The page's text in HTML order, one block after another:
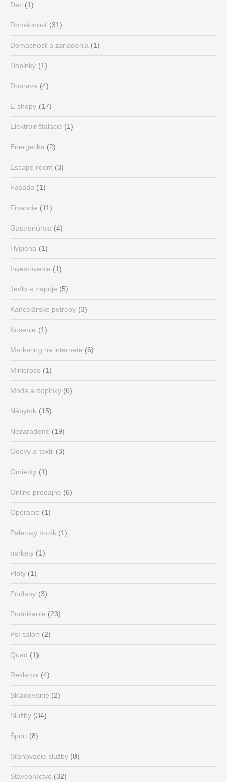
Deti (1)
Domácnosť(31)
Domácnosť a zariadenia (1)
Doplnky (1)
Doprava (4)
E-shopy (17)
Elektroinštalácie (1)
Energetika (2)
Escape room (3)
Fasáda (1)
Financie (11)
Gastronómia (4)
Hygiena (1)
Investovanie (1)
Jedlo a nápoje (5)
Kancelárske potreby (3)
Kosenie (1)
Marketing na internete (6)
Minicross (1)
Móda a doplnky (6)
Nábytok (15)
Nezaradené (19)
Odevy a textil (3)
Omietky (1)
Online predajne (6)
Operácie (1)
Paletový vozík (1)
parkety (1)
Ploty (1)
Podlahy (3)
Podnikanie (23)
Psí salón (2)
Quad (1)
Reklama (4)
Skladovanie (2)
Služby (34)
Šport (8)
Sťahovacie služby (8)
Stavebníctvo (32)